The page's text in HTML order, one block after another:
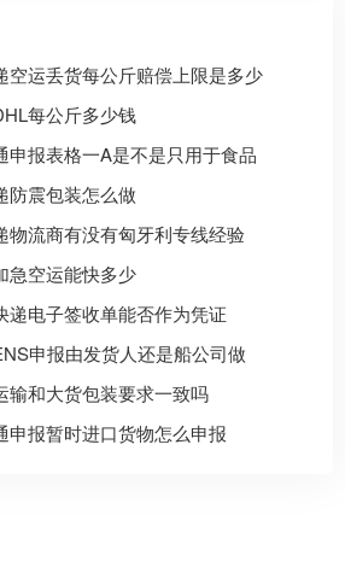
空运丢货每公斤赔偿上限是多少
每公斤多少钱
申报表格一A是不是只用于食品
防震包装怎么做
物流商有没有匈牙利专线经验
急空运能快多少
递电子签收单能否作为凭证
申报由发货人还是船公司做
输和大货包装要求一致吗
申报暂时进口货物怎么申报